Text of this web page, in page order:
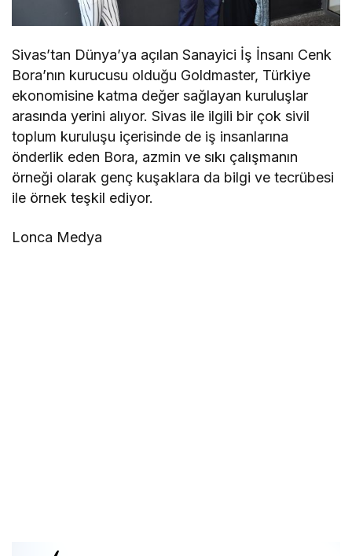
Sivas’tan Dünya’ya açılan Sanayici İş İnsanı Cenk
Bora’nın kurucusu olduğu Goldmaster, Türkiye
ekonomisine katma değer sağlayan kuruluşlar
arasında yerini alıyor. Sivas ile ilgili bir çok sivil
toplum kuruluşu içerisinde de iş insanlarına
önderlik eden Bora, azmin ve sıkı çalışmanın
örneği olarak genç kuşaklara da bilgi ve tecrübesi
ile örnek teşkil ediyor.
Lonca Medya